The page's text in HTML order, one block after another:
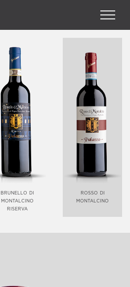
brunello di
montalcino
riserva
rosso di
montalcino